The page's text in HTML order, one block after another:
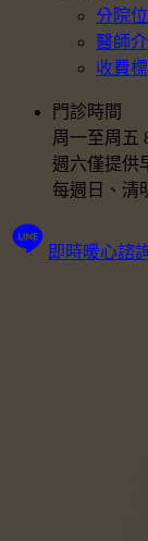
分院
醫師
收費
門診時間
周一至周五
週六僅提供
每週日、清
即時暖心諮